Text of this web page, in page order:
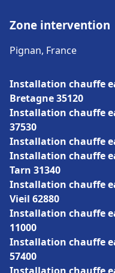
Zone intervention
Pignan, France
Installation chauffe
Bretagne 35120
Installation chauffe
37530
Installation chauffe
Installation chauffe
Tarn 31340
Installation chauffe
Vieil 62880
Installation chauffe
11000
Installation chauffe
57400